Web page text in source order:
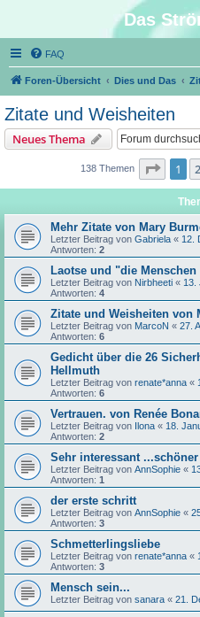
Das
FAQ
Foren-Übersicht Dies und Das
Zitate und Weisheiten
Neues Thema
138 Themen Seite 1
1 2
Mehr Zitate von Mary
Letzter Beitrag von Gabriela « 12.
Antworten: 2
Laotse und "die
Letzter Beitrag von Nirbheeti « 13.
Antworten: 4
Zitate und Weisheiten von
Letzter Beitrag von MarcoN « 27.
Antworten: 6
Gedicht über die 26
Hellmuth
Letzter Beitrag von renate*anna «
Antworten: 6
Vertrauen. von Renée
Letzter Beitrag von Ilona « 18.
Antworten: 2
Sehr interessant
Letzter Beitrag von AnnSophie «
Antworten: 1
der erste schritt
Letzter Beitrag von AnnSophie «
Antworten: 3
Schmetterlingsliebe
Letzter Beitrag von renate*anna «
Antworten: 3
Mensch sein...
Letzter Beitrag von sanara « 21.